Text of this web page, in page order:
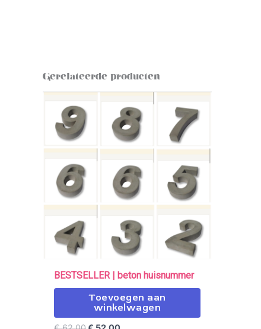
Gerelateerde producten
BESTSELLER | beton huisnummer
Toevoegen aan
winkelwagen
€ 62,00.
prijs
is:
€ 52,00.